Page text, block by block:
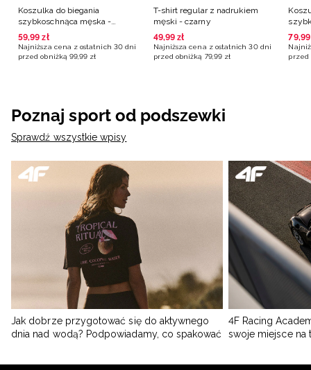
Koszulka do biegania
szybkoschnąca męska -
turkusowa
59,99 zł
Najniższa cena z ostatnich 30 dni
przed obniżką 99,99 zł
T-shirt regular z nadrukiem
męski - czarny
49,99 zł
Najniższa cena z ostatnich 30 dni
przed obniżką 79,99 zł
79,99
przed
Poznaj sport od podszewki
Sprawdź wszystkie wpisy
Jak dobrze przygotować się do aktywnego
dnia nad wodą? Podpowiadamy, co spakować
4F Racing
swoje miejsce na